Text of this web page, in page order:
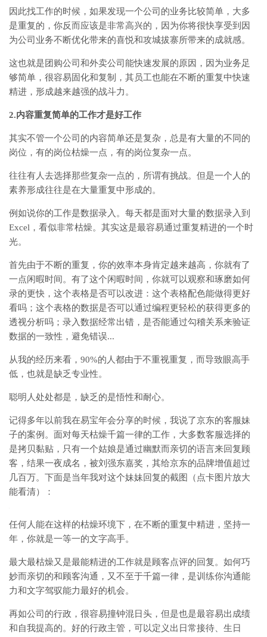
因此找工作的时候，如果发现一个公司的业务比较简单，大多
是重复的，你反而应该是非常高兴的，因为你将很快享受到因
为公司业务不断优化带来的喜悦和攻城拔寨所带来的成就感。
这也就是团购公司和外卖公司能快速发展的原因，因为业务足
够简单，很容易固化和复制，其员工也能在不断的重复中快速
精进，形成越来越强的战斗力。
2.内容重复简单的工作才是好工作
其实不管一个公司的内容简单还是复杂，总是有大量的不同的
岗位，有的岗位枯燥一点，有的岗位复杂一点。
往往有人去选择那些复杂一点的，所谓有挑战。但是一个人的
素养形成往往是在大量重复中形成的。
例如说你的工作是数据录入。每天都是面对大量的数据录入到
Excel，看似非常枯燥。其实这是最容易通过重复精进的一个时
光。
首先由于不断的重复，你的效率本身肯定越来越高，你就有了
一点闲暇时间。有了这个闲暇时间，你就可以观察和琢磨如何
录的更快，这个表格是否可以改进：这个表格配色能做得更好
看吗；这个表格的数据是否可以通过编程更轻松的获得更多的
透视分析吗；录入数据经常出错，是否能通过勾稽关系来验证
数据的一致性，避免错误...
从我的经历来看，90%的人都由于不重视重复，而导致眼高手
低，也就是缺乏专业性。
聪明人处处都是，缺乏的是悟性和耐心。
记得多年以前我在易宝年会分享的时候，我说了京东的客服妹
子的案例。面对每天枯燥千篇一律的工作，大多数客服选择的
是拷贝黏贴，只有一个姑娘是通过幽默而亲切的语言来回复顾
客，结果一夜成名，被刘强东嘉奖，其给京东的品牌增值超过
几百万。下面是当年我对这个妹妹回复的截图（点卡图片放大
能看清）：
任何人能在这样的枯燥环境下，在不断的重复中精进，坚持一
年，你就是一等一的文字高手。
最大最枯燥又是最能精进的工作就是顾客点评的回复。如何巧
妙而亲切的和顾客沟通，又不至于千篇一律，是训练你沟通能
力和文字驾驭能力最好的机会。
再如公司的行政，很容易撞钟混日头，但是也是最容易出成绩
和自我提高的。好的行政主管，可以定义出日常接待、生日